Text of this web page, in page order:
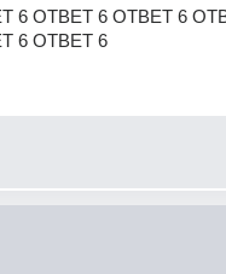
6 ОТВЕТ 6 ОТВЕТ 6
6 ОТВЕТ 6